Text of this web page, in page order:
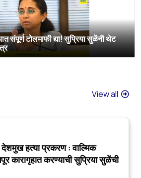
संपूर्ण टोलमाफी द्या! सुप्रिया सुळेंनी थेट
View all
हत्या प्रकरण : वाल्मिक
कारागृहात करण्याची सुप्रिया सुळेंची